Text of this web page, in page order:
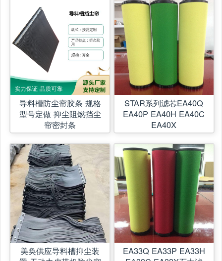
导料槽防尘帘胶条 规格
型号定做 抑尘阻燃挡尘
帘密封条
美奂供应导料槽抑尘装
STAR系列滤芯EA40Q
EA40P EA40H EA40C
EA40X
EA33Q EA33P EA33H